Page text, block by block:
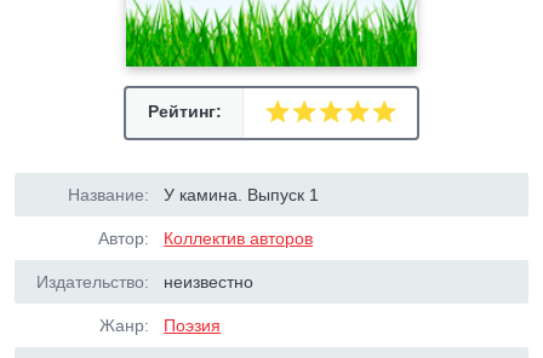
Рейтинг:
Название: У камина. Выпуск 1
Автор: Коллектив авторов
Издательство: неизвестно
Жанр: Поэзия